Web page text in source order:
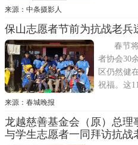
曲，夏县
要。1941
长寸性奇
时，先是
来源：中条摄影人
保山志愿者节前为抗战老兵
春节
者协会30
区仍然健
祝福。这
邑、辛街
(105岁)、
几位老兵
来源：春城晚报
龙越慈善基金会（原）总
与学生志愿者一同拜访抗战